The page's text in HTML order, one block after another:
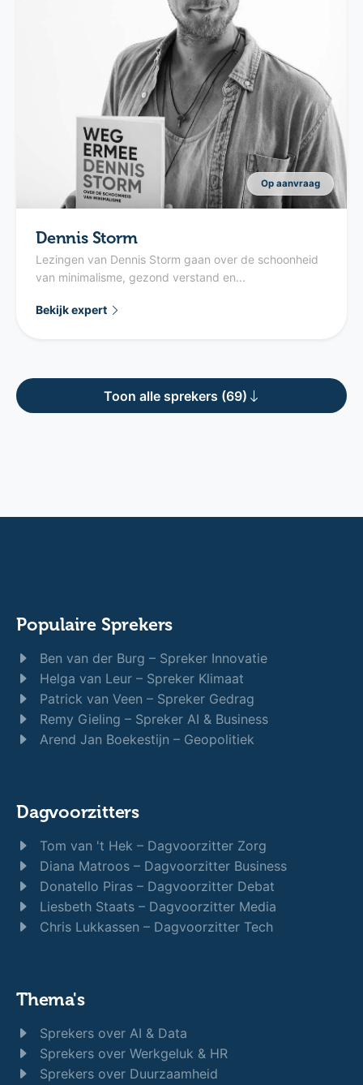
Op aanvraag
Dennis Storm
Lezingen van Dennis Storm gaan over de schoonheid
van minimalisme, gezond verstand en...
Bekijk expert
Toon alle sprekers (69)
Populaire Sprekers
Ben van der Burg – Spreker Innovatie
Helga van Leur – Spreker Klimaat
Patrick van Veen – Spreker Gedrag
Remy Gieling – Spreker AI & Business
Arend Jan Boekestijn – Geopolitiek
Dagvoorzitters
Tom van 't Hek – Dagvoorzitter Zorg
Diana Matroos – Dagvoorzitter Business
Donatello Piras – Dagvoorzitter Debat
Liesbeth Staats – Dagvoorzitter Media
Chris Lukkassen – Dagvoorzitter Tech
Thema's
Sprekers over AI & Data
Sprekers over Werkgeluk & HR
Sprekers over Duurzaamheid